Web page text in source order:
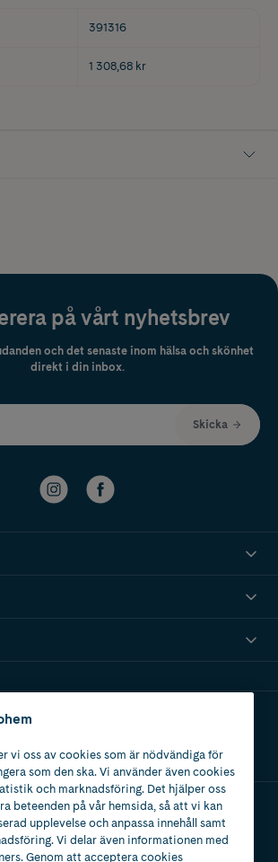
391316
1 308,68 kr
på vårt nyhetsbrev
och det senaste inom hälsa och skönhet
direkt i din inbox.
Skicka
vi oss av cookies som är nödvändiga för
som den ska. Vi använder även cookies
och marknadsföring. Det hjälper oss
beteenden på vår hemsida, så att vi kan
upplevelse och anpassa innehåll samt
Vi delar även informationen med
Genom att acceptera cookies